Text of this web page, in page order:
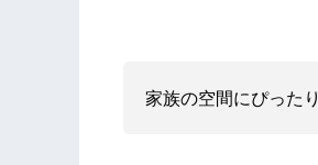
家族の空間にぴった